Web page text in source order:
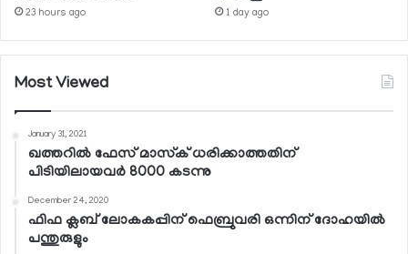
23 hours ago 1 day ago
Most Viewed
January 31, 2021
ഖത്തറില്‍ ഫേസ് മാസ്‌ക് ധരിക്കാത്തതിന്
പിടിയിലായവര്‍ 8000 കടന്നു
December 24, 2020
ഫിഫ ക്ലബ് ലോകകപ്പിന് ഫെബ്രുവരി ഒന്നിന് ദോഹയില്‍
പന്തുരുളും